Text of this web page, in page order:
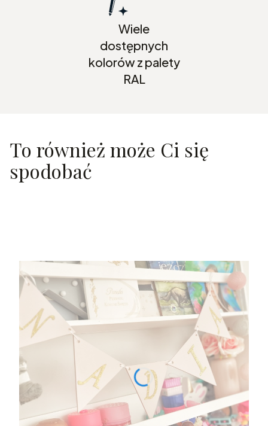
Wiele
dostępnych
kolorów z palety
RAL
To również może Ci się
spodobać